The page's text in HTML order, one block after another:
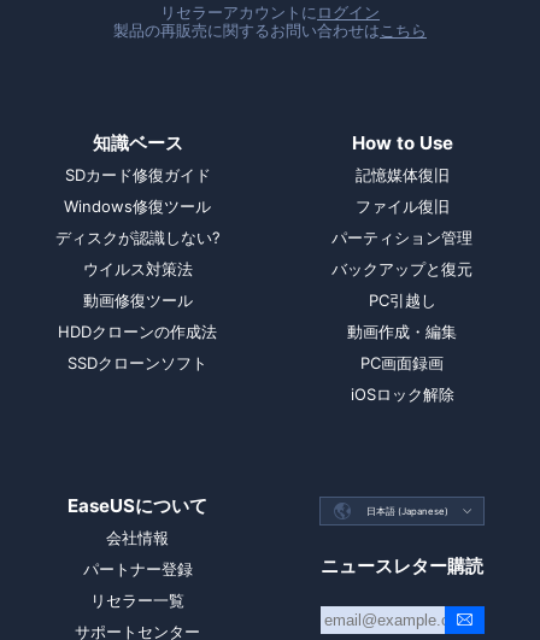
リセラーアカウントに ログイン
製品の再販売に関するお問い合わせは こちら
知識ベース
SDカード修復ガイド
Windows修復ツール
ディスクが認識しない?
ウイルス対策法
動画修復ツール
HDDクローンの作成法
SSDクローンソフト
How to Use
記憶媒体復旧
ファイル復旧
パーティション管理
バックアップと復元
PC引越し
動画作成・編集
PC画面録画
iOSロック解除
EaseUSについて
会社情報
パートナー登録
リセラー一覧
サポートセンター
 日本語 (Japanese) 
ニュースレター購読